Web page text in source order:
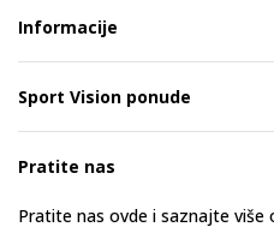
Informacije
Sport Vision ponude
Pratite nas
Pratite nas ovde i saznajte